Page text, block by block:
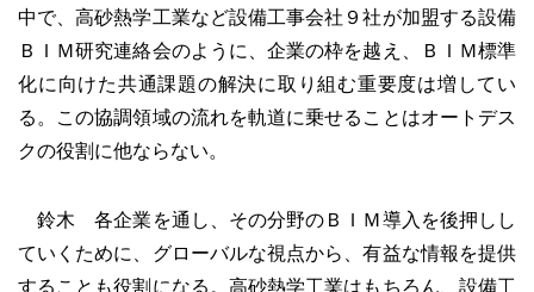
中で、高砂熱学工業など設備工事会社９社が加盟する設備
ＢＩＭ研究連絡会のように、企業の枠を越え、ＢＩＭ標準
化に向けた共通課題の解決に取り組む重要度は増してい
る。この協調領域の流れを軌道に乗せることはオートデス
クの役割に他ならない。
鈴木 各企業を通し、その分野のＢＩＭ導入を後押しし
ていくために、グローバルな視点から、有益な情報を提供
することも役割になる。高砂熱学工業はもちろん、設備工